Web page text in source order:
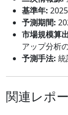
基準年:
予測期間:
市場規模算
アップ分析
予測手法: 統
関連レポ